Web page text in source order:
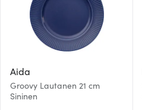
Aida
Groovy Lautanen 21 cm
Sininen